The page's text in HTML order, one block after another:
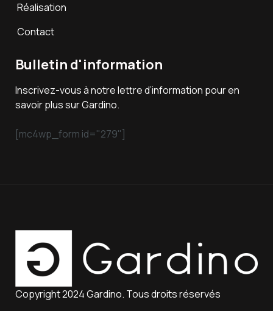
Réalisation
Contact
Bulletin d'information
Inscrivez-vous à notre lettre d’information pour en
savoir plus sur Gardino.
[mc4wp_form id="279"]
Copyright 2024 Gardino. Tous droits réservés